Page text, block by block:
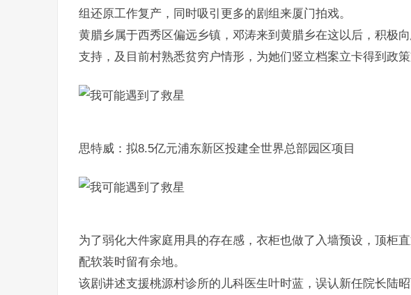
组还原工作复产，同时吸引更多的剧组来厦门拍戏。
黄腊乡属于西秀区偏远乡镇，邓涛来到黄腊乡在这以后，积极
支持，及目前村熟悉贫穷户情形，为她们竖立档案立卡得到政策
思特威：拟8.5亿元浦东新区投建全世界总部园区项目
为了弱化大件家庭用具的存在感，衣柜也做了入墙预设，顶柜
配软装时留有余地。
该剧讲述支援桃源村诊所的儿科医生叶时蓝，误认新任院长陆